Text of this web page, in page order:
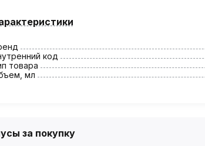
код
товара
мл
за покупку